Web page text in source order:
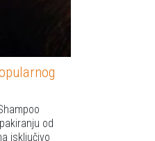
od
isključivo